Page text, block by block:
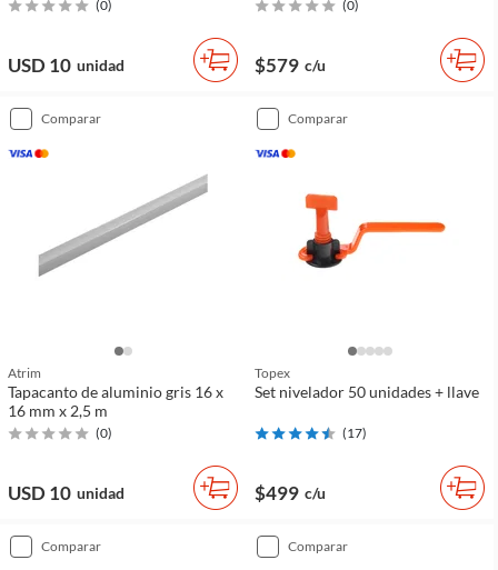
(0)
USD 10 unidad
(0)
$579 c/u
comparar
Atrim
Tapacanto de aluminio gris 16 x
16 mm x 2,5 m
(0)
USD 10 unidad
comparar
Topex
Set nivelador 50 unidades + llave
(17)
$499 c/u
comparar comparar